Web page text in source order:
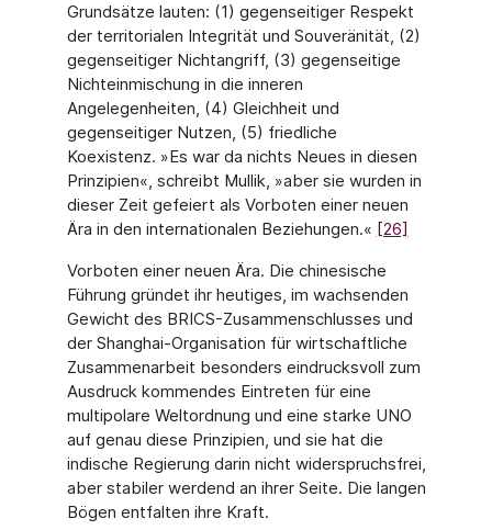
Grundsätze lauten: (1) gegenseitiger Respekt
der territorialen Integrität und Souveränität, (2)
gegenseitiger Nichtangriff, (3) gegenseitige
Nichteinmischung in die inneren
Angelegenheiten, (4) Gleichheit und
gegenseitiger Nutzen, (5) friedliche
Koexistenz. »Es war da nichts Neues in diesen
Prinzipien«, schreibt Mullik, »aber sie wurden in
dieser Zeit gefeiert als Vorboten einer neuen
Ära in den internationalen Beziehungen.« [26]
Vorboten einer neuen Ära. Die chinesische
Führung gründet ihr heutiges, im wachsenden
Gewicht des BRICS-Zusammenschlusses und
der Shanghai-Organisation für wirtschaftliche
Zusammenarbeit besonders eindrucksvoll zum
Ausdruck kommendes Eintreten für eine
multipolare Weltordnung und eine starke UNO
auf genau diese Prinzipien, und sie hat die
indische Regierung darin nicht widerspruchsfrei,
aber stabiler werdend an ihrer Seite. Die langen
Bögen entfalten ihre Kraft.